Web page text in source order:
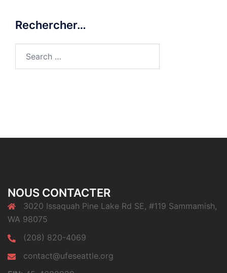
Rechercher…
NOUS CONTACTER
3020 Issaquah Pine Lake Rd SE, #119 Sammamish,
WA 98075
(208) 820-4069
contact@ufeseattle.org